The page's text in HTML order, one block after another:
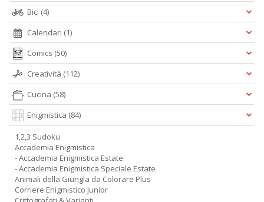
Bici (4)
Calendari (1)
Comics (50)
Creatività (112)
Cucina (58)
Enigmistica (84)
1,2,3 Sudoku
Accademia Enigmistica
- Accademia Enigmistica Estate
- Accademia Enigmistica Speciale Estate
Animali della Giungla da Colorare Plus
Corriere Enigmistico Junior